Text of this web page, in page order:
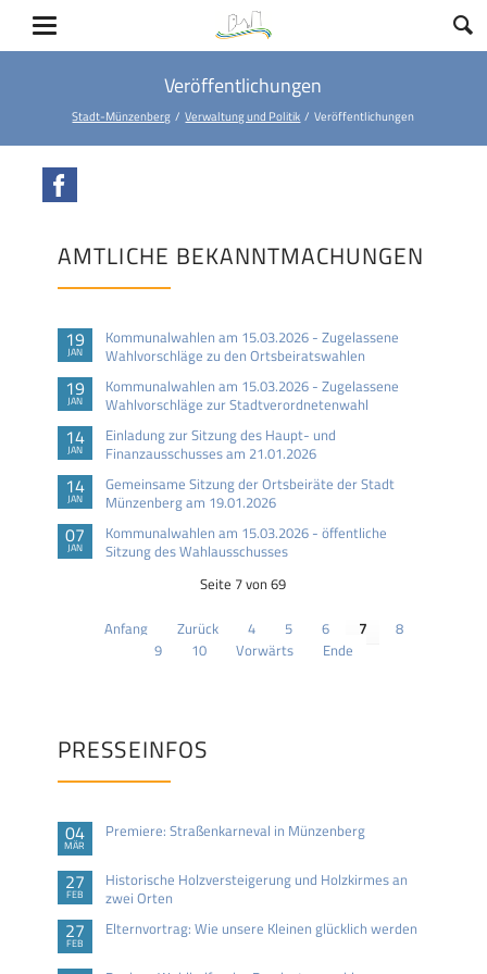
Veröffentlichungen
Stadt-Münzenberg Verwaltung und Politik Veröffentlichungen
AMTLICHE BEKANNTMACHUNGEN
19
JAN
Kommunalwahlen am 15.03.2026 - Zugelassene
Wahlvorschläge zu den Ortsbeiratswahlen
19
JAN
Kommunalwahlen am 15.03.2026 - Zugelassene
Wahlvorschläge zur Stadtverordnetenwahl
14
JAN
Einladung zur Sitzung des Haupt- und
Finanzausschusses am 21.01.2026
14
JAN
Gemeinsame Sitzung der Ortsbeiräte der Stadt
Münzenberg am 19.01.2026
07
JAN
Kommunalwahlen am 15.03.2026 - öffentliche
Sitzung des Wahlausschusses
Seite 7 von 69
Anfang Zurück 4 5 6 7
8
9
10 Vorwärts Ende
PRESSEINFOS
04
MÄR
Premiere: Straßenkarneval in Münzenberg
27
FEB
Historische Holzversteigerung und Holzkirmes an
zwei Orten
27
FEB
Elternvortrag: Wie unsere Kleinen glücklich werden